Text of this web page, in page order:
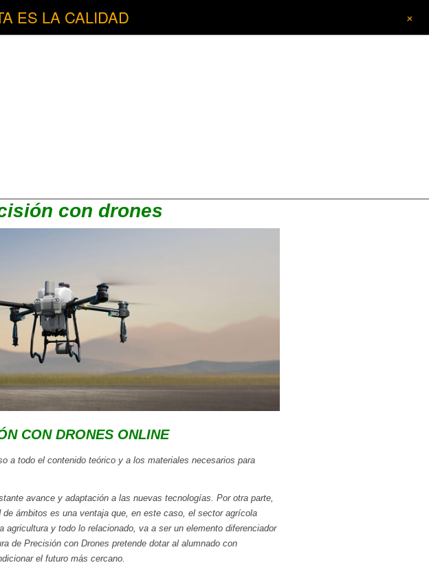
con drones
CON DRONES ONLINE
a todo el contenido teórico y a los materiales necesarios para
avance y adaptación a las nuevas tecnologías. Por otra parte,
ámbitos es una ventaja que, en este caso, el sector agrícola
y todo lo relacionado, va a ser un elemento diferenciador
de Precisión con Drones pretende dotar al alumnado con
el futuro más cercano.
ES LA CALIDAD +